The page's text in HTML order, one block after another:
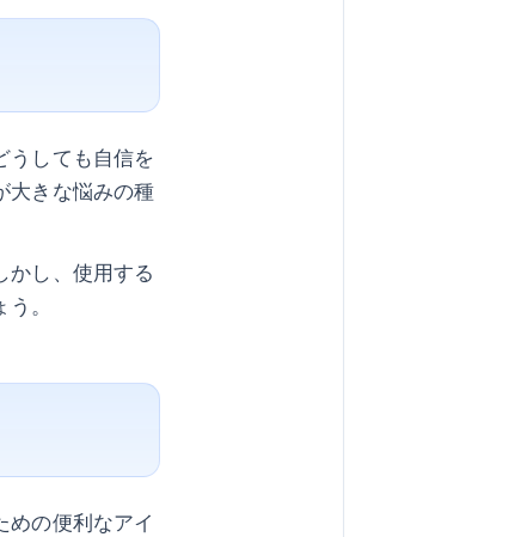
うしても自信を
大きな悩みの種
かし、使用する
。
の便利なアイ